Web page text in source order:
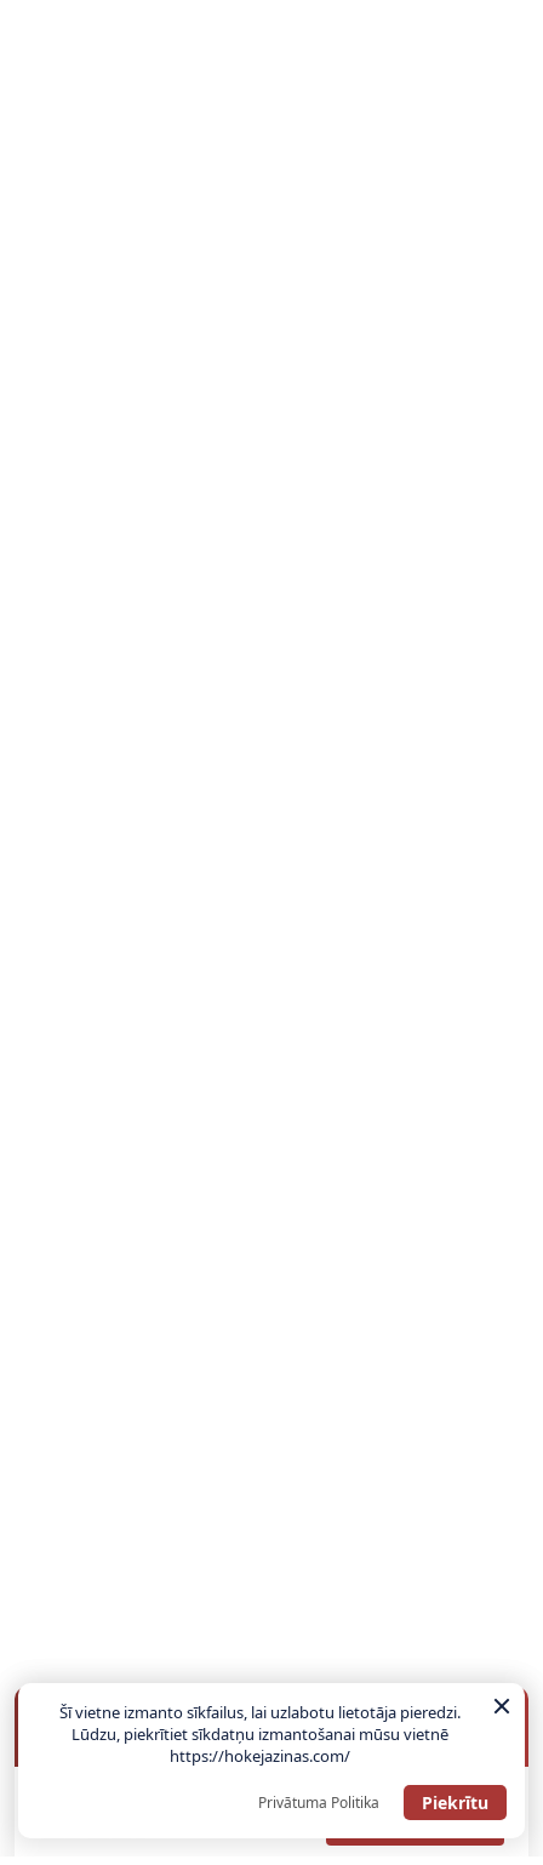
BUKMEIKERU BONUSI
SAŅEMT BONUSU
Šī vietne izmanto sīkfailus, lai uzlabotu lietotāja pieredzi.
Lūdzu, piekrītiet sīkdatņu izmantošanai mūsu vietnē
https://hokejazinas.com/
Privātuma Politika Piekrītu